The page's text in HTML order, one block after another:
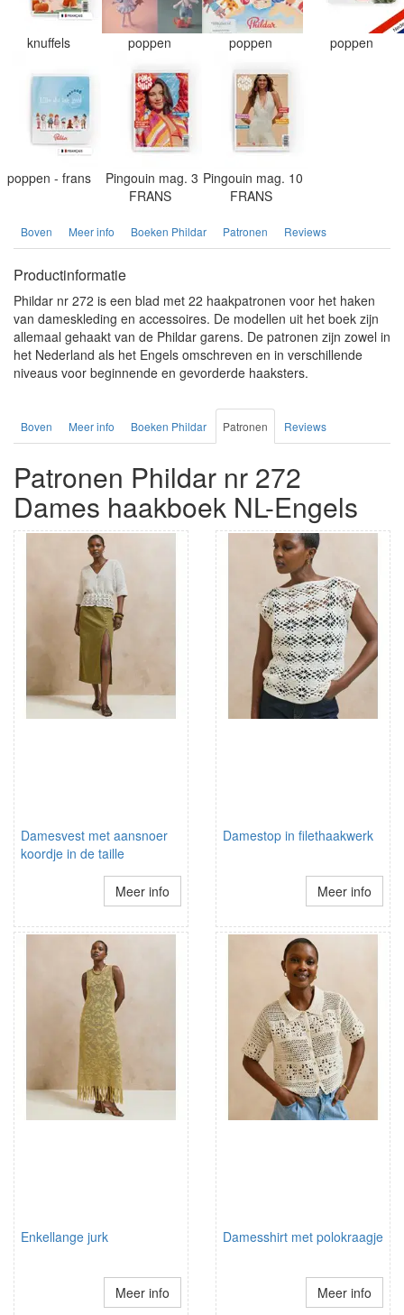
knuffels poppen poppen poppen
poppen - frans
Pingouin mag. 3
FRANS
Pingouin mag. 10
FRANS
Boven Meer info Boeken Phildar Patronen Reviews
Productinformatie
Phildar nr 272 is een blad met 22 haakpatronen voor het haken
van dameskleding en accessoires. De modellen uit het boek zijn
allemaal gehaakt van de Phildar garens. De patronen zijn zowel in
het Nederland als het Engels omschreven en in verschillende
niveaus voor beginnende en gevorderde haaksters.
Boven Meer info Boeken Phildar Patronen Reviews
Patronen Phildar nr 272
Dames haakboek NL-Engels
Damesvest met aansnoer
koordje in de taille
Meer info
Damestop in filethaakwerk
Meer info
Enkellange jurk
Meer info
Damesshirt met polokraagje
Meer info